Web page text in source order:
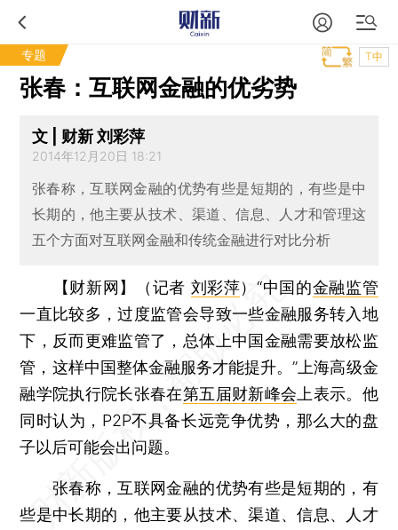
专题 T中
张春：互联网金融的优劣势
文 | 财新 刘彩萍
2014年12月20日 18:21
张春称，互联网金融的优势有些是短期的，有些是中
长期的，他主要从技术、渠道、信息、人才和管理这
五个方面对互联网金融和传统金融进行对比分析
【财新网】（记者 刘彩萍）“中国的金融监管
一直比较多，过度监管会导致一些金融服务转入地
下，反而更难监管了，总体上中国金融需要放松监
管，这样中国整体金融服务才能提升。”上海高级金
融学院执行院长张春在第五届财新峰会 上表示。他
同时认为，P2P不具备长远竞争优势，那么大的盘
子以后可能会出问题。
张春称，互联网金融的优势有些是短期的，有
些是中长期的，他主要从技术、渠道、信息、人才